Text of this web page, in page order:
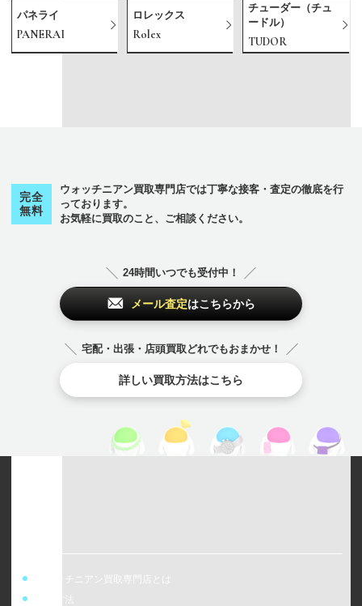
パネライ
PANERAI
ロレックス
Rolex
チューダー（チュ
ードル）
TUDOR
完全
無料
ウォッチニアン買取専門店では丁寧な接客・査定の徹底を行
っております。
お気軽に買取のこと、ご相談ください。
24時間いつでも受付中！
メール査定はこちらから
宅配・出張・店頭買取どれでもおまかせ！
詳しい買取方法はこちら
ウォッチニアン買取専門店とは
買取方法